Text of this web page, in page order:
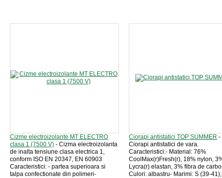
Cizme electroizolante MT ELECTRO
clasa 1 (7500 V) - Cizma electroizolanta
de inalta tensiune clasa electrica 1,
conform ISO EN 20347, EN 60903
Caracteristici: - partea superioara si
talpa confectionate din polimeri-
Ciorapi antistatici TOP SUMMER -
Ciorapi antistatici de vara.
Caracteristici:- Material: 76%
CoolMax(r)Fresh(r), 18% nylon,
Lycra(r) elastan, 3% fibra de
Culori: albastru- Marimi: S (39-